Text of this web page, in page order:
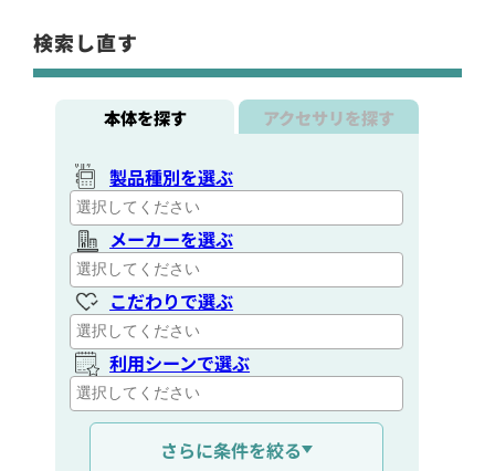
検索し直す
本体を探す アクセサリを探す
製品種別を選ぶ
メーカーを選ぶ
こだわりで選ぶ
利用シーンで選ぶ
通信距離を選ぶ
さらに条件を絞る